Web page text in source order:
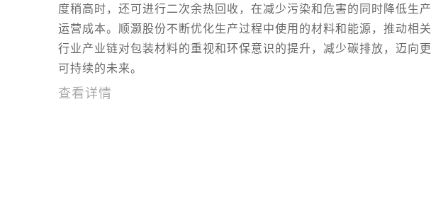
度稍高时，还可进行二次余热回收，在减少污染和危害的同时降低生产
运营成本。顺灏股份不断优化生产过程中使用的材料和能源，推动相关
行业产业链对包装材料的重视和环保意识的提升，减少碳排放，迈向更
可持续的未来。
查看详情